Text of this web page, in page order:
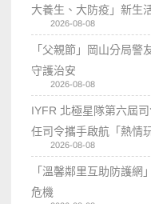
大養生、大防疫」新生
2026-08-08
「父親節」岡山分局警
守護治安
2026-08-08
IYFR 北極星隊第六屆
任司令攜手啟航「熱情
2026-08-08
「溫馨鄰里互助防護
危機